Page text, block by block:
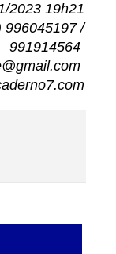
2023 19h21
996045197 /
991914564